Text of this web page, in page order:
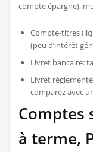
compte épargne),
Compte-titres
(peu d’intérêt
Livret bancaire:
Livret
comparez avec
Comptes
à terme,